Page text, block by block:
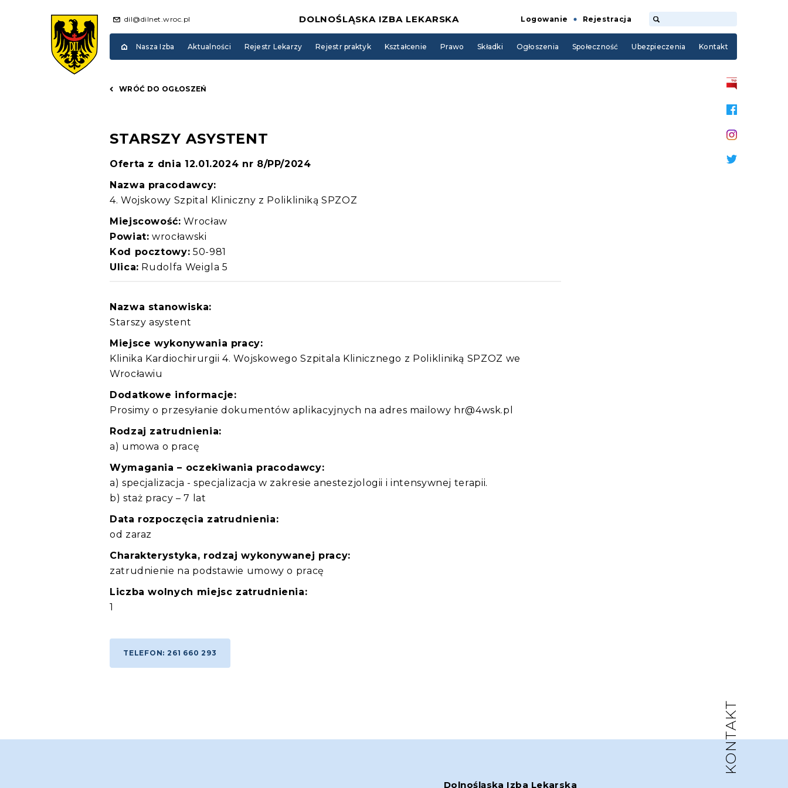
dil@dilnet.wroc.pl DOLNOŚLĄSKA IZBA LEKARSKA Logowanie Rejestracja
Nasza Izba Aktualności Rejestr Lekarzy Rejestr praktyk Kształcenie Prawo Składki Ogłoszenia Społeczność Ubezpieczenia Kontakt
WRÓĆ DO OGŁOSZEŃ
STARSZY ASYSTENT
Oferta z dnia 12.01.2024 nr 8/PP/2024
Nazwa pracodawcy:
4. Wojskowy Szpital Kliniczny z Polikliniką SPZOZ
Miejscowość: Wrocław
Powiat: wrocławski
Kod pocztowy: 50-981
Ulica: Rudolfa Weigla 5
Nazwa stanowiska:
Starszy asystent
Miejsce wykonywania pracy:
Klinika Kardiochirurgii 4. Wojskowego Szpitala Klinicznego z Polikliniką SPZOZ we
Wrocławiu
Dodatkowe informacje:
Prosimy o przesyłanie dokumentów aplikacyjnych na adres mailowy hr@4wsk.pl
Rodzaj zatrudnienia:
a) umowa o pracę
Wymagania – oczekiwania pracodawcy:
a) specjalizacja - specjalizacja w zakresie anestezjologii i intensywnej terapii.
b) staż pracy – 7 lat
Data rozpoczęcia zatrudnienia:
od zaraz
Charakterystyka, rodzaj wykonywanej pracy:
zatrudnienie na podstawie umowy o pracę
Liczba wolnych miejsc zatrudnienia:
1
TELEFON: 261 660 293
KONTAKT
Dolnośląska Izba Lekarska